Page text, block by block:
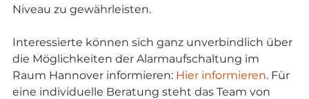
Niveau zu gewährleisten.
Interessierte können sich ganz unverbindlich über
die Möglichkeiten der Alarmaufschaltung im
Raum Hannover informieren: Hier informieren. Für
eine individuelle Beratung steht das Team von